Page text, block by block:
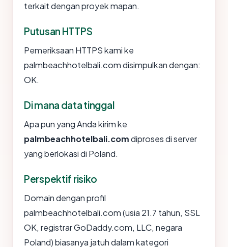
terkait dengan proyek mapan.
Putusan HTTPS
Pemeriksaan HTTPS kami ke
palmbeachhotelbali.com disimpulkan dengan:
OK.
Di mana data tinggal
Apa pun yang Anda kirim ke
palmbeachhotelbali.comdiproses di server
yang berlokasi di Poland.
Perspektif risiko
Domain dengan profil
palmbeachhotelbali.com (usia 21.7 tahun, SSL
OK, registrar GoDaddy.com, LLC, negara
Poland) biasanya jatuh dalam kategori